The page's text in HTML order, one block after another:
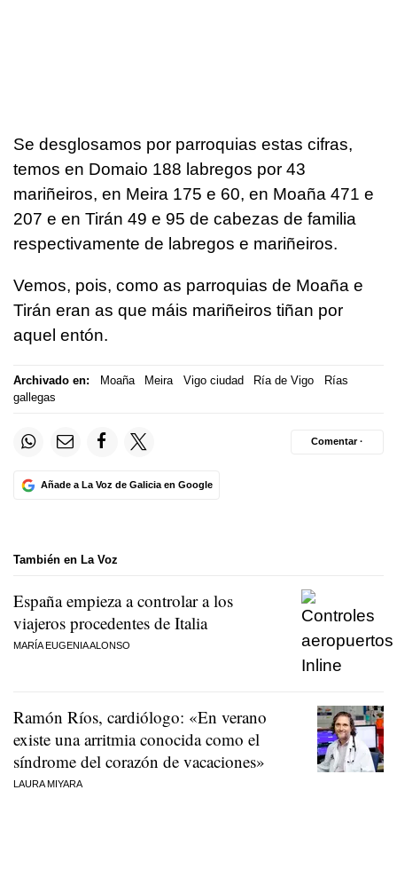
Se desglosamos por parroquias estas cifras,
temos en Domaio 188 labregos por 43
mariñeiros, en Meira 175 e 60, en Moaña 471 e
207 e en Tirán 49 e 95 de cabezas de familia
respectivamente de labregos e mariñeiros.
Vemos, pois, como as parroquias de Moaña e
Tirán eran as que máis mariñeiros tiñan por
aquel entón.
Archivado en: Moaña Meira Vigo ciudad Ría de Vigo
Rías
gallegas
Añade a La Voz de Galicia en Google
Comentar ·
También en La Voz
España empieza a controlar a los
viajeros procedentes de Italia
MARÍA EUGENIA ALONSO
Ramón Ríos, cardiólogo: «En verano
existe una arritmia conocida como el
síndrome del corazón de vacaciones»
LAURA MIYARA